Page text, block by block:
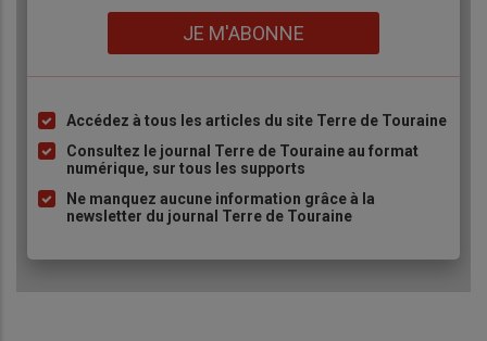
JE M'ABONNE
Liste
à
puce
Accédez à tous les articles du site Terre de Touraine
Consultez le journal Terre de Touraine au format
numérique, sur tous les supports
Ne manquez aucune information grâce à la
newsletter du journal Terre de Touraine